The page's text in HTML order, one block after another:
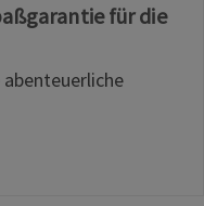
für die